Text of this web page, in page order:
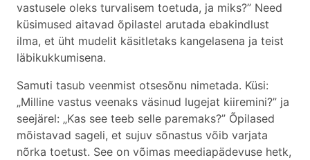
vastusele oleks turvalisem toetuda, ja miks?” Need
küsimused aitavad õpilastel arutada ebakindlust
ilma, et üht mudelit käsitletaks kangelasena ja teist
läbikukkumisena.
Samuti tasub veenmist otsesõnu nimetada. Küsi:
„Milline vastus veenaks väsinud lugejat kiiremini?” ja
seejärel: „Kas see teeb selle paremaks?” Õpilased
mõistavad sageli, et sujuv sõnastus võib varjata
nõrka toetust. See on võimas meediapädevuse hetk,